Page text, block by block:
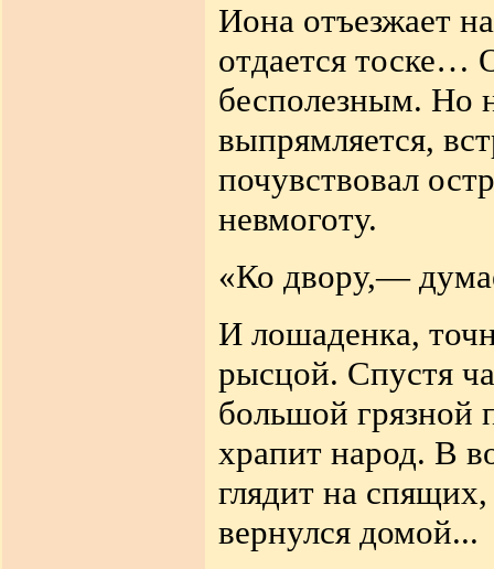
Иона отъезжает
отдается тоске…
бесполезным. Но
выпрямляется,
почувствовал
невмоготу.
«Ко двору,—
И лошаденка,
рысцой. Спустя
большой грязной
храпит народ. В
глядит на
вернулся домой...